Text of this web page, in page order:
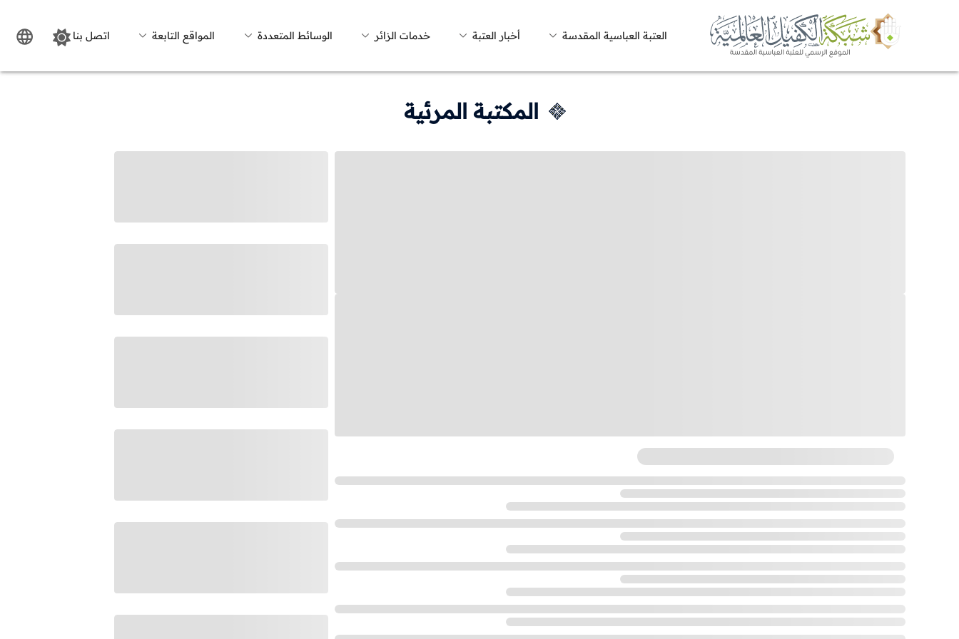
العتبة العباسية المقدسة أخبار العتبة خدمات الزائر الوسائط المتعددة المواقع التابعة اتصل بنا
المكتبة المرئية